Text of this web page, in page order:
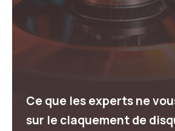
Ce que les experts ne
sur le claquement de